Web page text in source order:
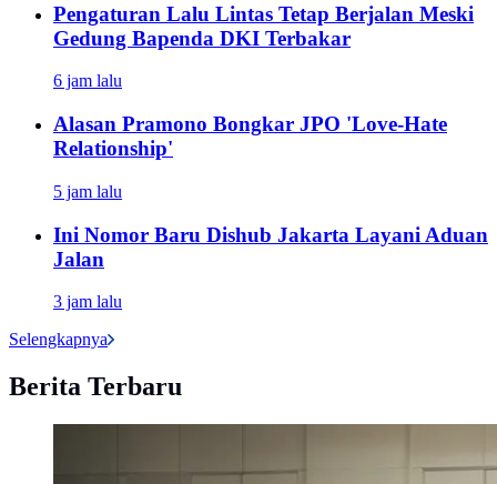
Pengaturan Lalu Lintas Tetap Berjalan Meski
Gedung Bapenda DKI Terbakar
6 jam lalu
Alasan Pramono Bongkar JPO 'Love-Hate
Relationship'
5 jam lalu
Ini Nomor Baru Dishub Jakarta Layani Aduan
Jalan
3 jam lalu
Selengkapnya
Berita Terbaru